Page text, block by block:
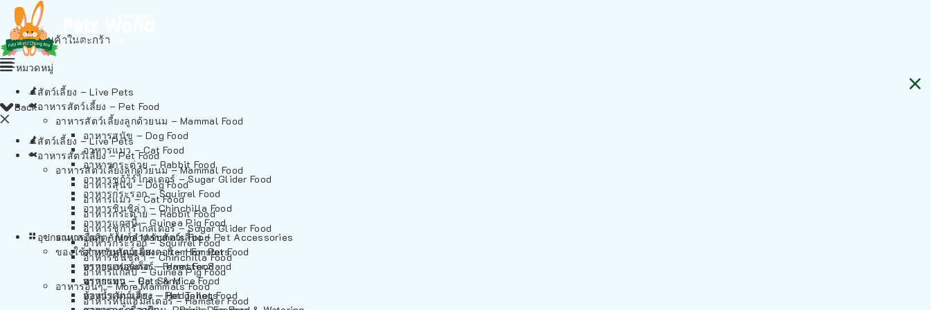
ไม่มีสินค้าในตะกร้า
Back
สัตว์เลี้ยง – Live Pets
อาหารสัตว์เลี้ยง – Pet Food
อาหารสัตว์เลี้ยงลูกด้วยนม – Mammal Food
อาหารสุนัข – Dog Food
อาหารแมว – Cat Food
อาหารกระต่าย – Rabbit Food
อาหารชูก้าร์ไกลเดอร์ – Sugar Glider Food
อาหารกระรอก – Squirrel Food
อาหารชินชิล่า – Chinchilla Food
อาหารแกสบี้ – Guinea Pig Food
อาหารอื่นๆ – More Mammals Food
อาหารหนูแฮมสเตอร์ – Hamster Food
หมวดหมู่
สัตว์เลี้ยง – Live Pets
อาหารสัตว์เลี้ยง – Pet Food
อาหารสัตว์เลี้ยงลูกด้วยนม – Mammal Food
อาหารสุนัข – Dog Food
อาหารแมว – Cat Food
อาหารกระต่าย – Rabbit Food
อาหารชูก้าร์ไกลเดอร์ – Sugar Glider Food
อาหารกระรอก – Squirrel Food
อาหารชินชิล่า – Chinchilla Food
อาหารแกสบี้ – Guinea Pig Food
อาหารอื่นๆ – More Mammals Food
อาหารหนูแฮมสเตอร์ – Hamster Food
อาหารเฟอร์เร็ต – Ferret Food
อาหารหนู – Rats & Mice Food
อาหารเม่นแคระ – Hedgehog Food
อุปกรณและผลิตภัณฑ์สำหรับสัตว์เลี้ยง – Pet Accessories
ของใช้สำหรับสัตว์เลี้ยง – Item For Pets
ทรายแฮมสเตอร์ – Hamster Sand
ทรายแมว – Cat Sand
ห้องน้ำสัตว์เลี้ยง – Pet Toilets